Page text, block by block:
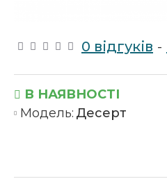
0 відгуків -
В НАЯВНОСТІ
Модель: Десерт